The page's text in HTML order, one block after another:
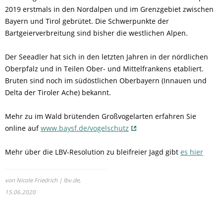
2019 erstmals in den Nordalpen und im Grenzgebiet zwischen
Bayern und Tirol gebrütet. Die Schwerpunkte der
Bartgeierverbreitung sind bisher die westlichen Alpen.
Der Seeadler hat sich in den letzten Jahren in der nördlichen
Oberpfalz und in Teilen Ober- und Mittelfrankens etabliert.
Bruten sind noch im südöstlichen Oberbayern (Innauen und
Delta der Tiroler Ache) bekannt.
Mehr zu im Wald brütenden Großvogelarten erfahren Sie
online aufwww.baysf.de/vogelschutz
Mehr über die LBV-Resolution zu bleifreier Jagd gibt es hier
von Nicole Friedrich | lbv.de,
15.06.2020